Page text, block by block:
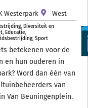
Westerpark West
, Diversiteit en
, Educatie,
, Sport
betekenen voor de
en hun ouderen in
Word dan één van
van
Van Beuningenplein.